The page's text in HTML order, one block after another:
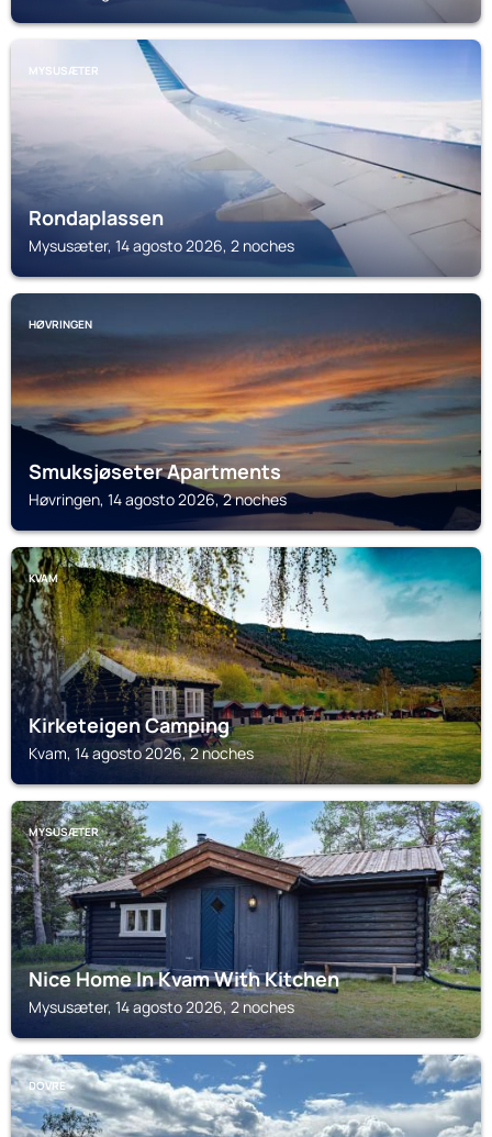
MYSUSÆTER
Rondaplassen
Mysusæter, 14 agosto 2026, 2 noches
HØVRINGEN
Smuksjøseter Apartments
Høvringen, 14 agosto 2026, 2 noches
KVAM
Kirketeigen Camping
Kvam, 14 agosto 2026, 2 noches
MYSUSÆTER
Nice Home In Kvam With Kitchen
Mysusæter, 14 agosto 2026, 2 noches
DOVRE